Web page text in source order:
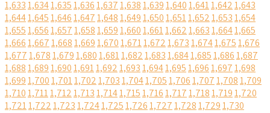
1,6331,6341,6351,6361,6371,6381,6391,6401,6411,6421,643
1,6441,6451,6461,6471,6481,6491,6501,6511,6521,6531,654
1,6551,6561,6571,6581,6591,6601,6611,6621,6631,6641,665
1,6661,6671,6681,6691,6701,6711,6721,6731,6741,6751,676
1,6771,6781,6791,6801,6811,6821,6831,6841,6851,6861,687
1,6881,6891,6901,6911,6921,6931,6941,6951,6961,6971,698
1,6991,7001,7011,7021,7031,7041,7051,7061,7071,7081,709
1,7101,7111,7121,7131,7141,7151,7161,7171,7181,7191,720
1,7211,7221,7231,7241,7251,7261,7271,7281,7291,730